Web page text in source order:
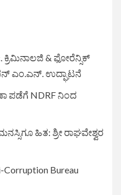
ಕ್ರಿಮಿನಾಲಜಿ & ಫೋರೆನ್ಸಿಕ್
ಎಂ.ಎನ್. ಉದ್ಘಾಟನೆ
ಪಡೆಗೆ NDRF ನಿಂದ
ಹಿತ: ಶ್ರೀ ರಾಘವೇಶ್ವರ
Bureau